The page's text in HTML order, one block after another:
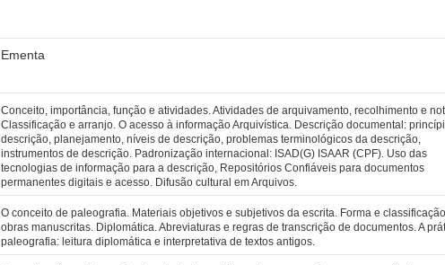
Ementa
Conceito, importância, função e atividades. Atividades de arquivamento, recolhimento e
Classificação e arranjo. O acesso à informação Arquivística. Descrição documental:
descrição, planejamento, níveis de descrição, problemas terminológicos da descrição,
instrumentos de descrição. Padronização internacional: ISAD(G) ISAAR (CPF). Uso das
tecnologias de informação para a descrição, Repositórios Confiáveis para documentos
permanentes digitais e acesso. Difusão cultural em Arquivos.
O conceito de paleografia. Materiais objetivos e subjetivos da escrita. Forma e
obras manuscritas. Diplomática. Abreviaturas e regras de transcrição de documentos. A
paleografia: leitura diplomática e interpretativa de textos antigos.